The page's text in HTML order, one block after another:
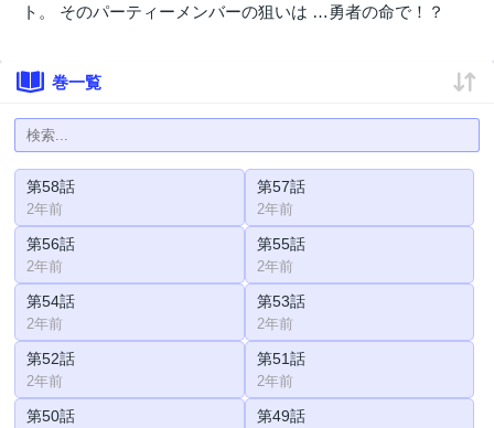
ト。 そのパーティーメンバーの狙いは …勇者の命で！？
巻一覧
第58話
2年前
第57話
2年前
第56話
2年前
第55話
2年前
第54話
2年前
第53話
2年前
第52話
2年前
第51話
2年前
第50話 第49話